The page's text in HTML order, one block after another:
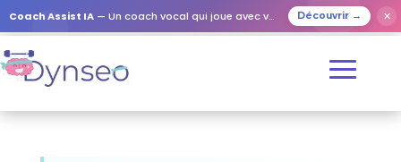
Coach Assist IA — Un coach vocal qui joue avec vos proches Découvrir → ✕